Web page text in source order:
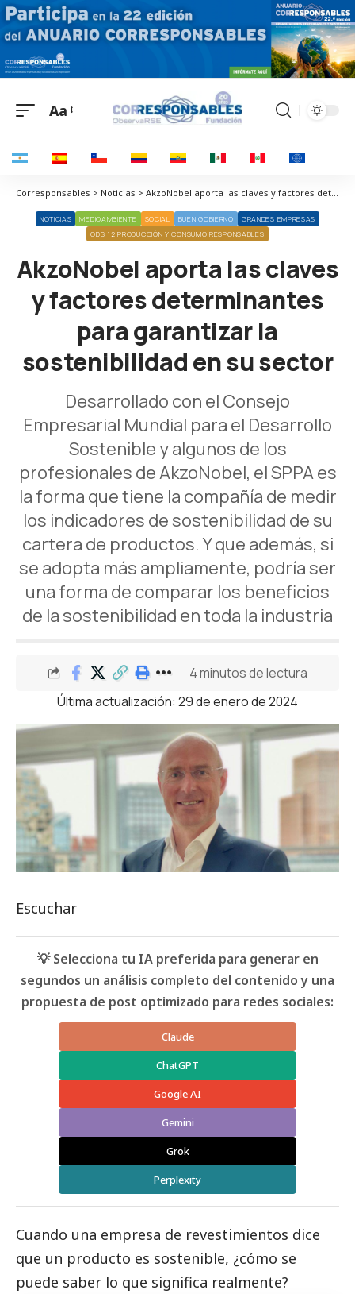
Aa
Corresponsables > Noticias > AkzoNobel aporta las claves y factores determinantes para garantizar la sostenibilidad en su sector
NOTICIAS MEDIOAMBIENTE SOCIAL BUEN GOBIERNO
GRANDES EMPRESAS
ODS 12 PRODUCCIÓN Y CONSUMO RESPONSABLES
AkzoNobel aporta las claves
y factores determinantes
para garantizar la
sostenibilidad en su sector
Desarrollado con el Consejo
Empresarial Mundial para el Desarrollo
Sostenible y algunos de los
profesionales de AkzoNobel, el SPPA es
la forma que tiene la compañía de medir
los indicadores de sostenibilidad de su
cartera de productos. Y que además, si
se adopta más ampliamente, podría ser
una forma de comparar los beneficios
de la sostenibilidad en toda la industria
Última actualización: 29 de enero de 2024
4 minutos de lectura
Escuchar
💡 Selecciona tu IA preferida para generar en
segundos un análisis completo del contenido y una
propuesta de post optimizado para redes sociales:
Claude
ChatGPT
Google AI
Gemini
Grok
Perplexity
Cuando una empresa de revestimientos dice
que un producto es sostenible, ¿cómo se
puede saber lo que significa realmente?